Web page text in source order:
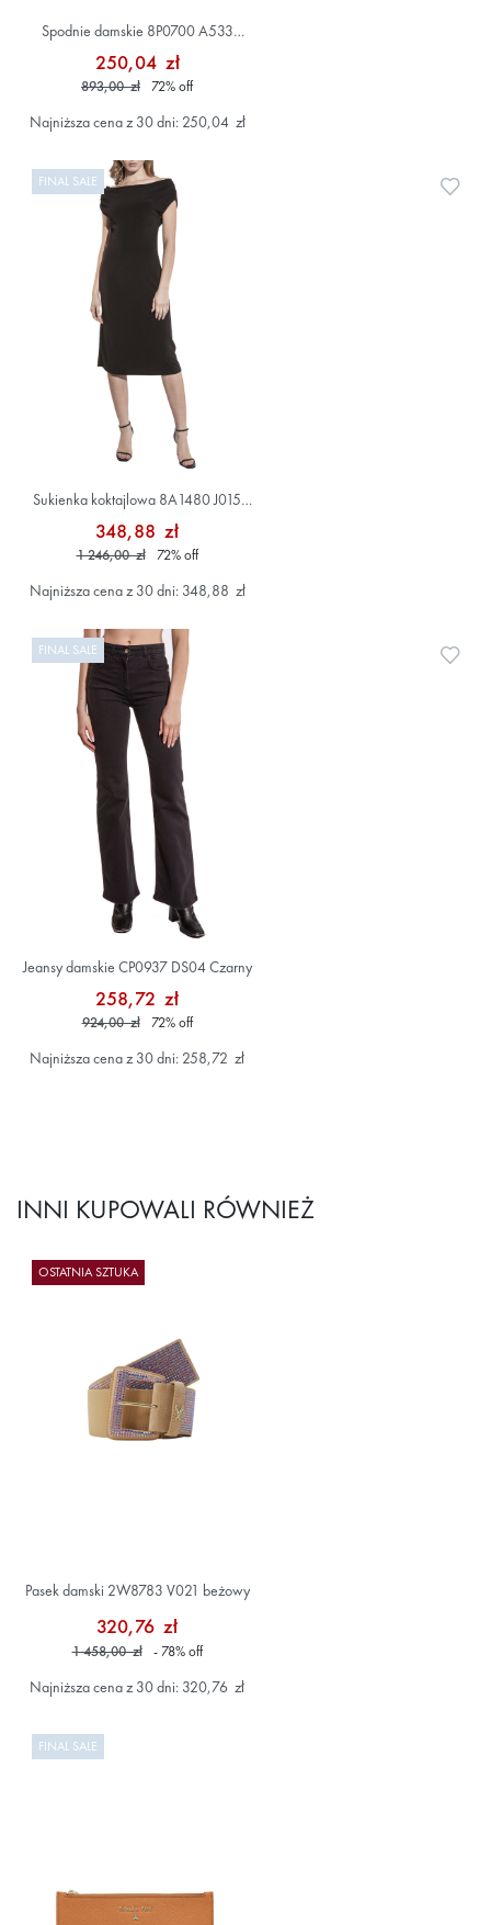
Spodnie damskie 8P0700 A533
Beżowy
250,04 zł
893,00 zł 72%off
Najniższa cena z 30 dni: 250,04 zł
FINAL SALE
Sukienka koktajlowa 8A1480 J015
Czarny
348,88 zł
1 246,00 zł 72%off
Najniższa cena z 30 dni: 348,88 zł
FINAL SALE
Jeansy damskie CP0937 DS04 Czarny
258,72 zł
924,00 zł 72%off
Najniższa cena z 30 dni: 258,72 zł
INNI KUPOWALI RÓWNIEŻ
OSTATNIA SZTUKA
Pasek damski 2W8783 V021 beżowy
320,76 zł
1 458,00 zł - 78%off
Najniższa cena z 30 dni: 320,76 zł
FINAL SALE